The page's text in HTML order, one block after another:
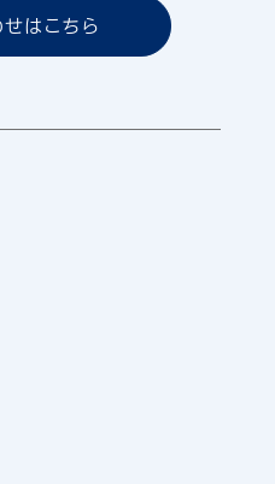
はこちら